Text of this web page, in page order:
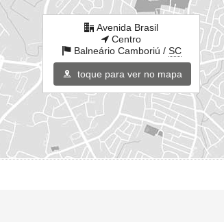
Avenida Brasil
Centro
Balneário Camboriú / SC
toque para ver no mapa